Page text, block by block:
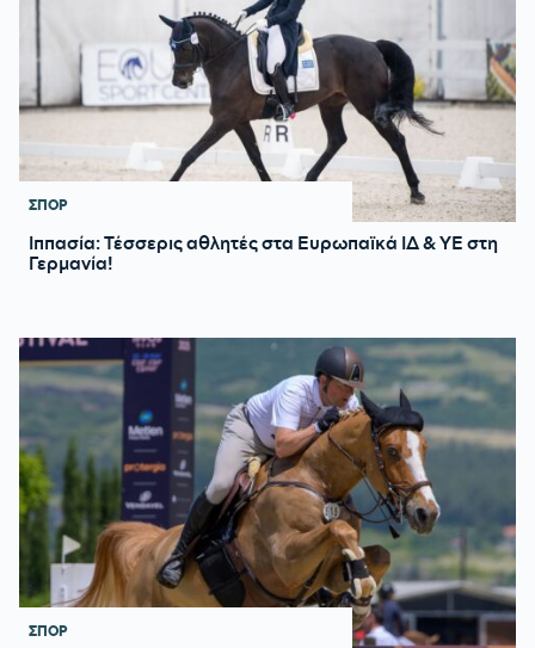
ΣΠΟΡ
Ιππασία: Τέσσερις αθλητές στα Ευρωπαϊκά ΙΔ & ΥΕ στη
Γερμανία!
ΣΠΟΡ